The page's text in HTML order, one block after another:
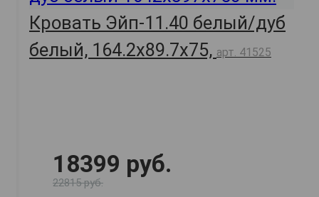
Кровать Эйп-11.40 белый/дуб
белый, 164.2х89.7х75, арт. 41525
18399 руб.
22815 руб.